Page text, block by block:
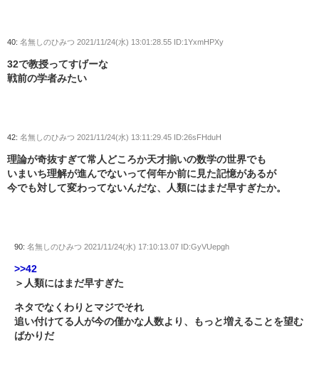
40: 名無しのひみつ 2021/11/24(水) 13:01:28.55 ID:1YxmHPXy
32で教授ってすげーな
戦前の学者みたい
42: 名無しのひみつ 2021/11/24(水) 13:11:29.45 ID:26sFHduH
理論が奇抜すぎて常人どころか天才揃いの数学の世界でも
いまいち理解が進んでないって何年か前に見た記憶があるが
今でも対して変わってないんだな、人類にはまだ早すぎたか。
90: 名無しのひみつ 2021/11/24(水) 17:10:13.07 ID:GyVUepgh
>>42
＞人類にはまだ早すぎた
ネタでなくわりとマジでそれ
追い付けてる人が今の僅かな人数より、もっと増えることを望む
ばかりだ